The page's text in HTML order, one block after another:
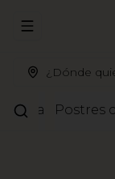
Abrir menu de
¿Dónde
Postres